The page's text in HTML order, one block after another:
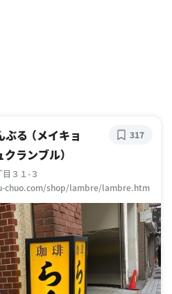
る （メイキョ
ランブル）
３１-３
chuo.com/shop/lambre/lambre.htm
317